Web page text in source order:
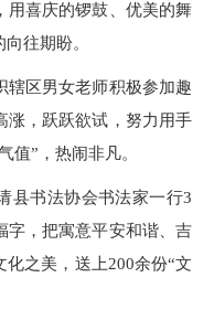
用喜庆的锣鼓、优美的舞
向往期盼。
辖区男女老师积极参加趣
涨，跃跃欲试，努力用手
值”，热闹非凡。
县书法协会书法家一行3
字，把寓意平安和谐、吉
之美，送上200余份“文